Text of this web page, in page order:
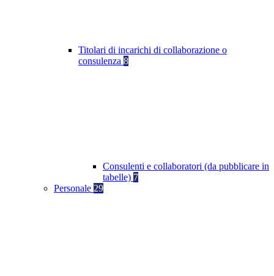
Titolari di incarichi di collaborazione o
consulenza 8
Consulenti e collaboratori (da pubblicare in
tabelle) 7
Personale 29